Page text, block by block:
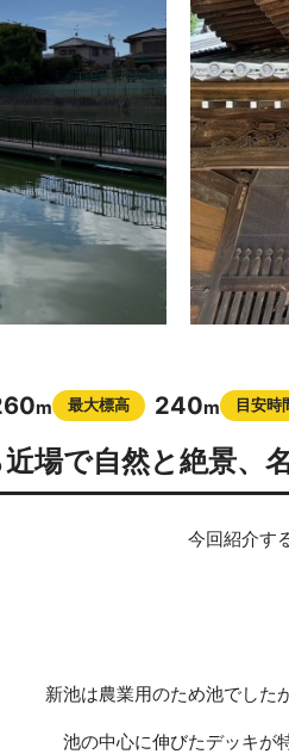
m 最大標高 240m 目安時
場で自然と絶景、
今回紹介す
新池は農業用のため池でした
池の中心に伸びたデッキが